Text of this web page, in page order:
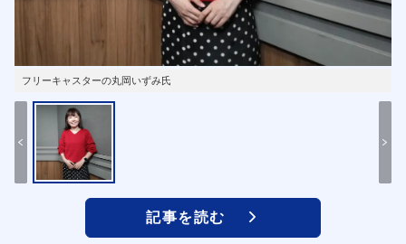
フリーキャスターの丸岡いずみ氏
記事を読む